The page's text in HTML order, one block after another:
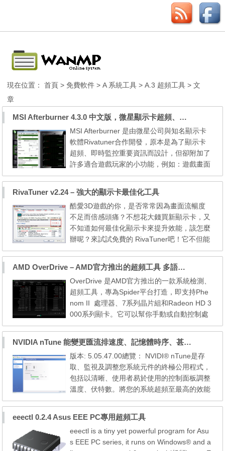
現在位置：首頁 >免費軟件 >A 系統工具 >A.3 超頻工具 > 文
章
MSI Afterburner 4.3.0 中文版，微星顯示卡超頻、遊戲錄影工具
MSI Afterburner 是由微星公司與知名顯示卡
軟體Rivatuner合作開發，原本是為了顯示卡
超頻、即時監控重要資訊而設計，但卻附加了
許多適合遊戲玩家的小功能，例如：遊戲畫面
擷取（螢幕擷取）或錄影（影片擷取）、遊戲
面，卻比不少傳統遊戲錄影軟體（如：Frap
s）還要出色！佔用系統資源小、輸出的檔案
也較小。 Overclocking out of the box becom
es an easy job with M...
RivaTuner v2.24 – 強大的顯示卡最佳化工具
酷愛3D遊戲的你，是否常常因為畫面流暢度
不足而倍感頭痛？不想花大錢買新顯示卡，又
不知道如何最佳化顯示卡來提升效能，該怎麼
辦呢？來試試免費的 RivaTuner吧！它不但能
適當的超頻顯示卡以達到提升效能的需求，甚
至還可以修改顯示卡驅動程式而將中低階顯示
卡直接變成數萬元的高階繪圖卡！軟體介紹
RivaTuner是一套功能強大的
顯示卡最佳化工具軟...
AMD OverDrive – AMD官方推出的超頻工具 多語言版 支援Win7
OverDrive 是AMD官方推出的一款系統檢測、
超頻工具，專為Spider平台打造，即支持Phe
nom II 處理器、7系列晶片組和Radeon HD 3
000系列顯卡。它可以幫你手動或自動控制處
理器、晶片組、記憶體、顯卡等部件，並按照
自己的需要進行細致入微地調節。 當然，要
想使用OverDrive，一個最基本的前提就是你
必須擁有一塊7系列晶片組主機板，在其他系
統上強行安裝也無法啟動。 AMD OverDrive
™が実現する究極のコント...
NVIDIA nTune 能變更匯流排速度、記憶體時序、甚至是核心電壓
版本: 5.05.47.00總覽： NVIDI® nTune是存
取、監視及調整您系統元件的終極公用程式，
包括以清晰、使用者易於使用的控制面板調整
溫度、伏特數。將您的系統超頻至最高的效能
或是將系統降頻至幾近無聲的作業。 所有的
啟動所有功能，無須在BIOS中變更及重新開
機。 安裝注意事項： * 本應用程式套件會取代
所有先前版本的NVIDIA系統公用程式或NVIDI
eeectl 0.2.4 Asus EEE PC專用超頻工具
eeectl is a tiny yet powerful program for Asu
s EEE PC series, it runs on Windows® and a